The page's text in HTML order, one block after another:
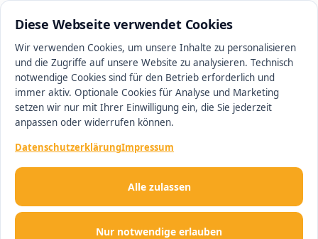
Diese Webseite verwendet Cookies
Wir verwenden Cookies, um unsere Inhalte zu personalisieren
und die Zugriffe auf unsere Website zu analysieren. Technisch
notwendige Cookies sind für den Betrieb erforderlich und
immer aktiv. Optionale Cookies für Analyse und Marketing
setzen wir nur mit Ihrer Einwilligung ein, die Sie jederzeit
anpassen oder widerrufen können.
DatenschutzerklärungImpressum
Nur notwendige erlauben
Alle zulassen